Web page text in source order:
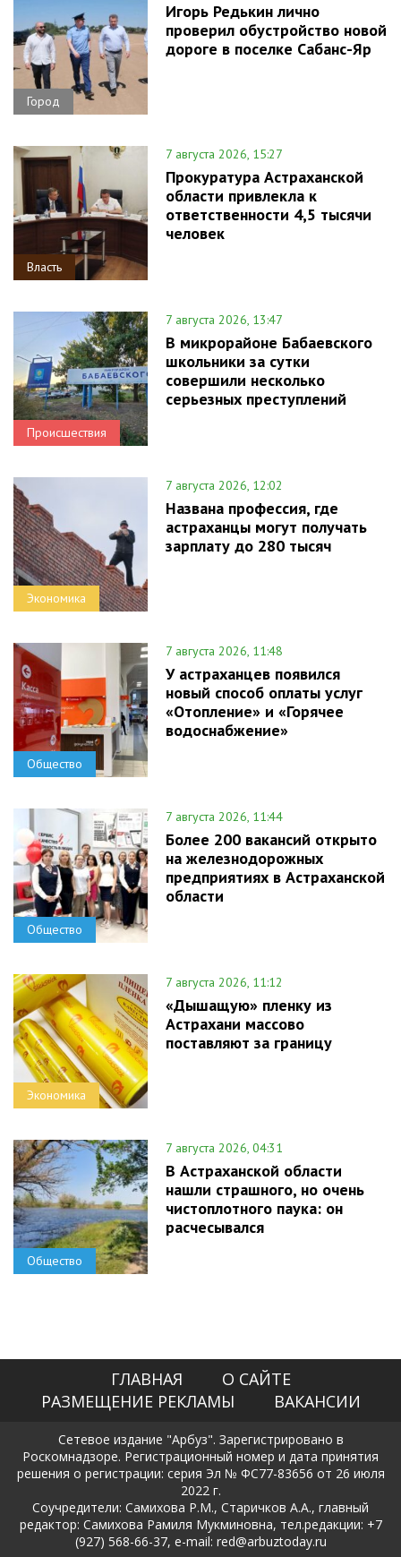
Город
Игорь Редькин лично
проверил обустройство новой
дороге в поселке Сабанс-Яр
Власть
7 августа 2026, 15:27
Прокуратура Астраханской
области привлекла к
ответственности 4,5 тысячи
человек
Происшествия
7 августа 2026, 13:47
В микрорайоне Бабаевского
школьники за сутки
совершили несколько
серьезных преступлений
Экономика
7 августа 2026, 12:02
Названа профессия, где
астраханцы могут получать
зарплату до 280 тысяч
Общество
7 августа 2026, 11:48
У астраханцев появился
новый способ оплаты услуг
«Отопление» и «Горячее
водоснабжение»
Общество
7 августа 2026, 11:44
Более 200 вакансий открыто
на железнодорожных
предприятиях в Астраханской
области
Экономика
7 августа 2026, 11:12
«Дышащую» пленку из
Астрахани массово
поставляют за границу
Общество
7 августа 2026, 04:31
В Астраханской области
нашли страшного, но очень
чистоплотного паука: он
расчесывался
ГЛАВНАЯ
О САЙТЕ
РАЗМЕЩЕНИЕ РЕКЛАМЫ
ВАКАНСИИ
Сетевое издание "Арбуз". Зарегистрировано в
Роскомнадзоре. Регистрационный номер и дата принятия
решения о регистрации: серия Эл № ФС77-83656 от 26 июля
2022 г.
Соучредители: Самихова Р.М., Старичков А.А., главный
редактор: Самихова Рамиля Мукминовна, тел.редакции: +7
(927) 568-66-37, e-mail: red@arbuztoday.ru